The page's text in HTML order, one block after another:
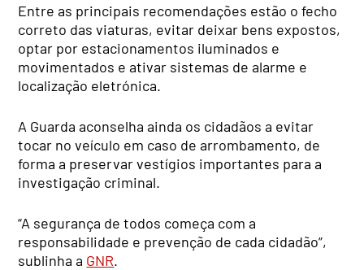
Entre as principais recomendações estão o fecho
correto das viaturas, evitar deixar bens expostos,
optar por estacionamentos iluminados e
movimentados e ativar sistemas de alarme e
localização eletrónica.
A Guarda aconselha ainda os cidadãos a evitar
tocar no veículo em caso de arrombamento, de
forma a preservar vestígios importantes para a
investigação criminal.
“A segurança de todos começa com a
responsabilidade e prevenção de cada cidadão”,
sublinha a GNR.